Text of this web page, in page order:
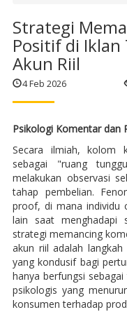
Strategi
Positif di Iklan
Akun Riil
4 Feb 2026
Psikologi Komentar dan
Secara ilmiah, kolom
sebagai "ruang
melakukan observasi
tahap pembelian.
proof, di mana individu
lain saat menghadapi
strategi memancing
akun riil adalah
yang kondusif bagi
hanya berfungsi
psikologis yang
konsumen terhadap